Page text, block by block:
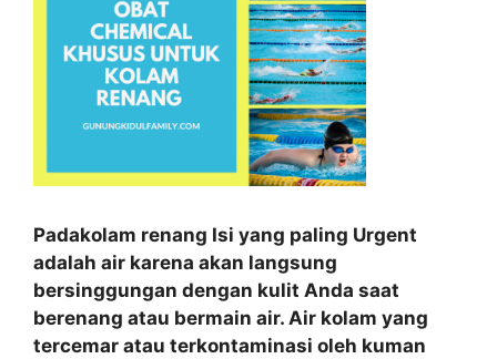
Padakolam renang Isi yang paling Urgent
adalah air karena akan langsung
bersinggungan dengan kulit Anda saat
berenang atau bermain air. Air kolam yang
tercemar atau terkontaminasi oleh kuman